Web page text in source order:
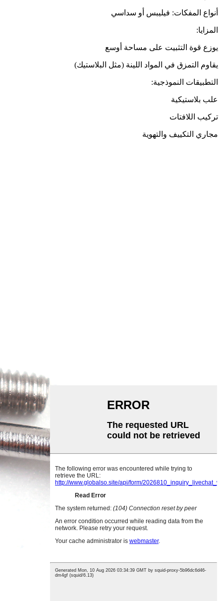
أنواع المفكات: فيليبس أو سداسي
المزايا:
يوزع قوة التثبيت على مساحة أوسع
يقاوم التمزق في المواد اللينة (مثل البلاستيك)
التطبيقات النموذجية:
علب بلاستيكية
تركيب اللافتات
مجاري التكييف والتهوية